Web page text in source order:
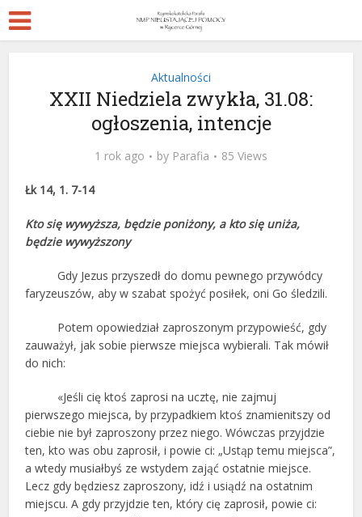
Aktualności
XXII Niedziela zwykła, 31.08:
ogłoszenia, intencje
1 rok ago by Parafia 85 Views
Łk 14, 1. 7-14
Kto się wywyższa, będzie poniżony, a kto się uniża,
będzie wywyższony
Gdy Jezus przyszedł do domu pewnego przywódcy
faryzeuszów, aby w szabat spożyć posiłek, oni Go śledzili.
Potem opowiedział zaproszonym przypowieść, gdy
zauważył, jak sobie pierwsze miejsca wybierali. Tak mówił
do nich:
«Jeśli cię ktoś zaprosi na ucztę, nie zajmuj
pierwszego miejsca, by przypadkiem ktoś znamienitszy od
ciebie nie był zaproszony przez niego. Wówczas przyjdzie
ten, kto was obu zaprosił, i powie ci: „Ustąp temu miejsca”,
a wtedy musiałbyś ze wstydem zająć ostatnie miejsce.
Lecz gdy będziesz zaproszony, idź i usiądź na ostatnim
miejscu. A gdy przyjdzie ten, który cię zaprosił, powie ci: